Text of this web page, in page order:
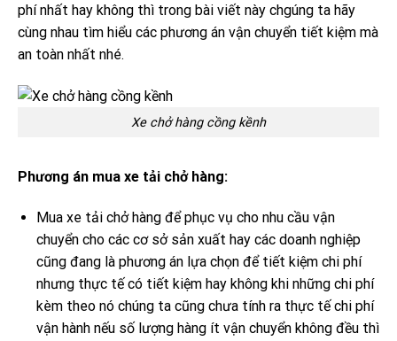
phí nhất hay không thì trong bài viết này chgúng ta hãy
cùng nhau tìm hiểu các phương án vận chuyển tiết kiệm mà
an toàn nhất nhé.
Xe chở hàng cồng kềnh
Phương án mua xe tải chở hàng:
Mua xe tải chở hàng để phục vụ cho nhu cầu vận
chuyển cho các cơ sở sản xuất hay các doanh nghiệp
cũng đang là phương án lựa chọn để tiết kiệm chi phí
nhưng thực tế có tiết kiệm hay không khi những chi phí
kèm theo nó chúng ta cũng chưa tính ra thực tế chi phí
vận hành nếu số lượng hàng ít vận chuyển không đều thì